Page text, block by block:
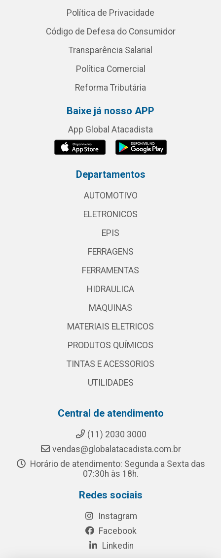
Política de Privacidade
Código de Defesa do Consumidor
Transparência Salarial
Política Comercial
Reforma Tributária
Baixe já nosso APP
App Global Atacadista
Departamentos
AUTOMOTIVO
ELETRONICOS
EPIS
FERRAGENS
FERRAMENTAS
HIDRAULICA
MAQUINAS
MATERIAIS ELETRICOS
PRODUTOS QUÍMICOS
TINTAS E ACESSORIOS
UTILIDADES
Central de atendimento
(11) 2030 3000
vendas@globalatacadista.com.br
Horário de atendimento: Segunda a Sexta das
07:30h às 18h.
Redes sociais
Instagram
Facebook
Linkedin